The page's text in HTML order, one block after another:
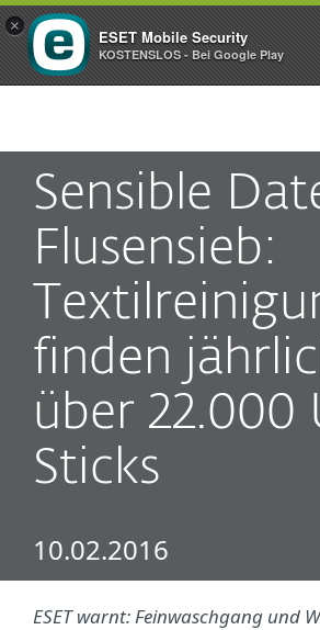
Sensible
Flusensieb:
finden
über 22.000
Sticks
10.02.2016
ESET warnt: Feinwaschgang und
×
ESET Mobile Security
KOSTENSLOS - Bei Google Play